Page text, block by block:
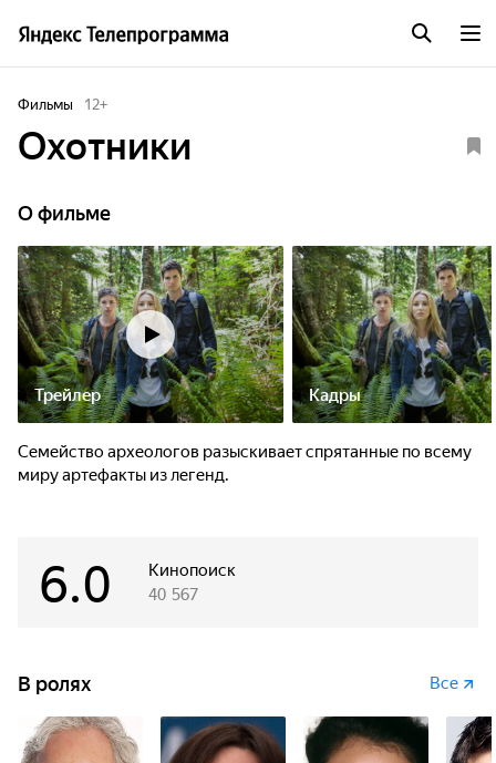
Фильмы 12+
Охотники
О фильме
Трейлер Кадры
Семейство археологов разыскивает спрятанные по всему
миру артефакты из легенд.
Кинопоиск
6.0 40 567
В ролях Все